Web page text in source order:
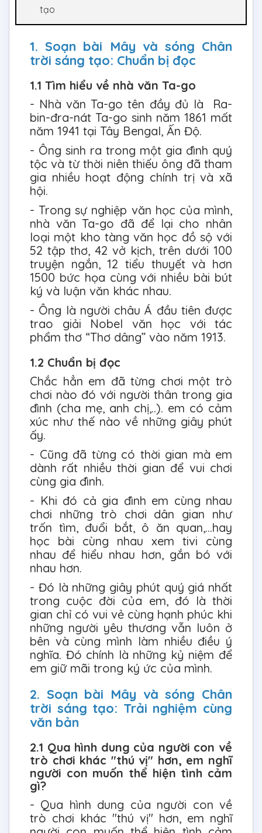
tạo
1. Soạn bài Mây và sóng Chân
trời sáng tạo: Chuẩn bị đọc
1.1 Tìm hiểu về nhà văn Ta-go
- Nhà văn Ta-go tên đầy đủ là Ra-
bin-đra-nát Ta-go sinh năm 1861 mất
năm 1941 tại Tây Bengal, Ấn Độ.
- Ông sinh ra trong một gia đình quý
tộc và từ thời niên thiếu ông đã tham
gia nhiều hoạt động chính trị và xã
hội.
- Trong sự nghiệp văn học của mình,
nhà văn Ta-go đã để lại cho nhân
loại một kho tàng văn học đồ sộ với
52 tập thơ, 42 vở kịch, trên dưới 100
truyện ngắn, 12 tiểu thuyết và hơn
1500 bức họa cùng với nhiều bài bút
ký và luận văn khác nhau.
- Ông là người châu Á đầu tiên được
trao giải Nobel văn học với tác
phẩm thơ “Thơ dâng” vào năm 1913.
1.2 Chuẩn bị đọc
Chắc hẳn em đã từng chơi một trò
chơi nào đó với người thân trong gia
đình (cha mẹ, anh chị,..). em có cảm
xúc như thế nào về những giây phút
ấy.
- Cũng đã từng có thời gian mà em
dành rất nhiều thời gian để vui chơi
cùng gia đình.
- Khi đó cả gia đình em cùng nhau
chơi những trò chơi dân gian như
trốn tìm, đuổi bắt, ô ăn quan,...hay
học bài cùng nhau xem tivi cùng
nhau để hiểu nhau hơn, gắn bó với
nhau hơn.
- Đó là những giây phút quý giá nhất
trong cuộc đời của em, đó là thời
gian chỉ có vui vẻ cùng hạnh phúc khi
những người yêu thương vẫn luôn ở
bên và cùng mình làm nhiều điều ý
nghĩa. Đó chính là những kỷ niệm để
em giữ mãi trong ký ức của mình.
2. Soạn bài Mây và sóng Chân
trời sáng tạo: Trải nghiệm cùng
văn bản
2.1 Qua hình dung của người con về
trò chơi khác "thú vị" hơn, em nghĩ
người con muốn thể hiện tình cảm
gì?
- Qua hình dung của người con về
trò chơi khác "thú vị" hơn, em nghĩ